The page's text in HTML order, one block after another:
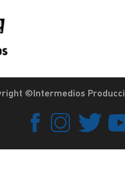
©Intermedios